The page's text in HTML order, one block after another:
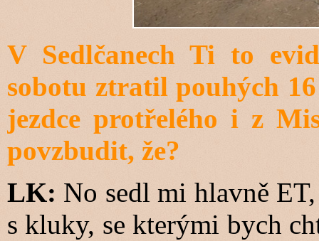
V Sedlčanech Ti to
sobotu ztratil pouhých
jezdce protřelého i z
povzbudit, že?
LK: No sedl mi hlavně
s kluky, se kterými bych